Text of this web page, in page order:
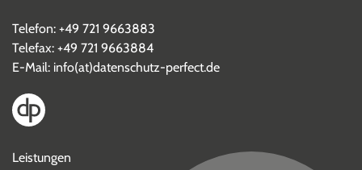
Telefon: +49 721 9663883
Telefax: +49 721 9663884
E-Mail: info(at)datenschutz-perfect.de
Leistungen